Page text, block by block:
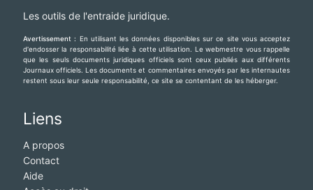
Les outils de l'entraide juridique.
Avertissement : En utilisant les données disponibles sur ce site vous acceptez
d'endosser la responsabilité liée à cette utilisation. Le webmestre vous rappelle
que les seuls documents juridiques officiels sont ceux publiés aux différents
Journaux officiels. Les documents et commentaires envoyés par les internautes
restent sous leur seule responsabilité, ce site se contentant de les héberger.
Liens
A propos
Contact
Aide